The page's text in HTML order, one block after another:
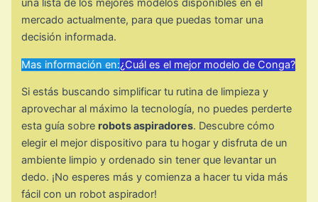
una lista de los mejores modelos disponibles en el
mercado actualmente, para que puedas tomar una
decisión informada.
Mas información en:¿Cuál es el mejor modelo de Conga?
Si estás buscando simplificar tu rutina de limpieza y
aprovechar al máximo la tecnología, no puedes perderte
esta guía sobre robots aspiradores. Descubre cómo
elegir el mejor dispositivo para tu hogar y disfruta de un
ambiente limpio y ordenado sin tener que levantar un
dedo. ¡No esperes más y comienza a hacer tu vida más
fácil con un robot aspirador!